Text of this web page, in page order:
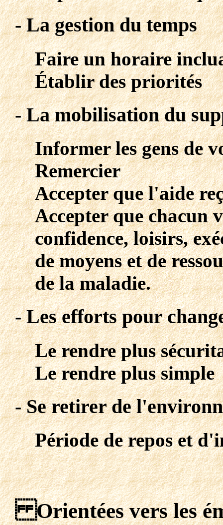
- La gestion du temps
Faire un horaire
Établir des priorités
- La mobilisation du
Informer les gens de
Remercier
Accepter que l'aide
Accepter que chacun
confidence, loisirs,
de moyens et de
de la maladie.
- Les efforts pour
Le rendre plus
Le rendre plus simple
- Se retirer de
Période de repos et
Orientées vers les